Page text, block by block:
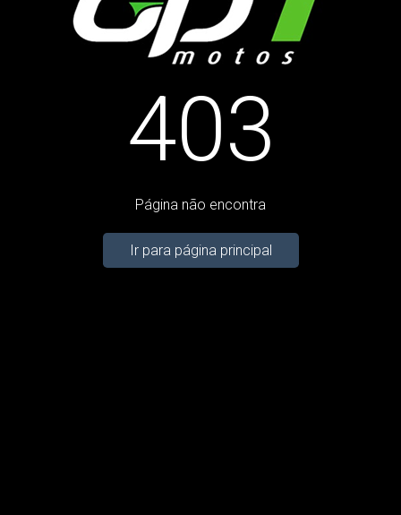
403
Página não encontra
Ir para página principal